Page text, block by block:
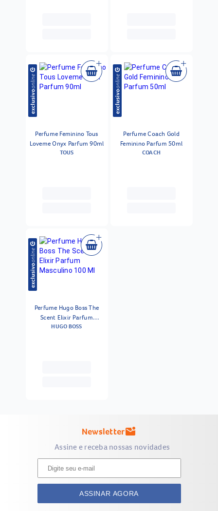
Perfume Feminino Tous
Loveme Onyx Parfum 90ml
TOUS
Perfume Coach Gold
Feminino Parfum 50ml
COACH
Perfume Hugo Boss The
Scent Elixir Parfum
Masculino 100 Ml
HUGO BOSS
Newslettermark_email_unread
Assine e receba nossas novidades
ASSINAR AGORA